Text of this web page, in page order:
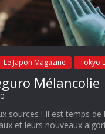
Le Japon Magazine Tokyo
Mélancolie
sources ! Il est temps de
et leurs nouveaux